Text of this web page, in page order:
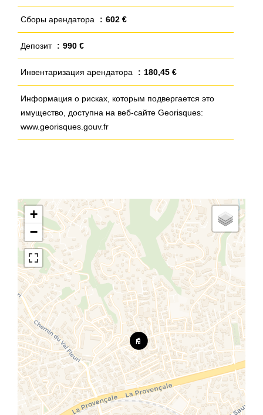
Сборы арендатора 602 €
Депозит 990 €
Инвентаризация арендатора 180,45 €
Информация о рисках, которым подвергается это
имущество, доступна на веб-сайте Georisques:
www.georisques.gouv.fr
+
−